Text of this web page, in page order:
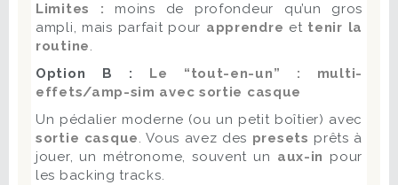
Limites : moins de profondeur qu’un gros
ampli, mais parfait pour apprendre et tenir la
routine.
Option B :
Le “tout-en-un” : multi-
effets/amp-sim avec sortie casque
Un pédalier moderne (ou un petit boîtier) avec
sortie casque. Vous avez des presets prêts à
jouer, un métronome, souvent un aux-in pour
les backing tracks.